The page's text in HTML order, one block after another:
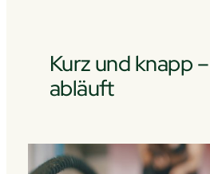
Kurz und knapp
abläuft